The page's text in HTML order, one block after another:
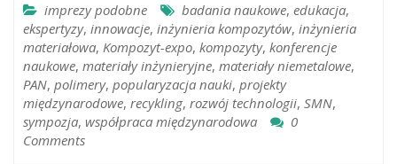
imprezy podobne badania naukowe, edukacja,
ekspertyzy, innowacje, inżynieria kompozytów, inżynieria
materiałowa, Kompozyt-expo, kompozyty, konferencje
naukowe, materiały inżynieryjne, materiały niemetalowe,
PAN, polimery, popularyzacja nauki, projekty
międzynarodowe, recykling, rozwój technologii, SMN,
sympozja, współpraca międzynarodowa
0
Comments